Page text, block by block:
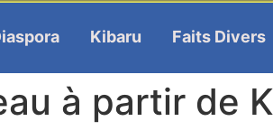
Kibaru Faits Divers
à partir de